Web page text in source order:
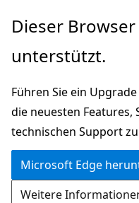
Zu
wechseln
Dieser
unterstützt.
Führen Sie ein
die neuesten
technischen Support
Microsoft Edge
Weitere